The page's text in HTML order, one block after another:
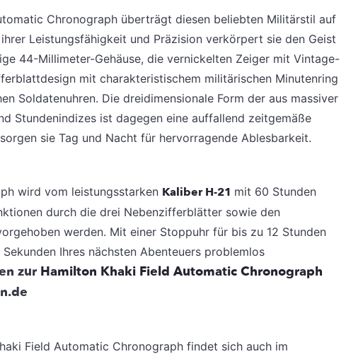
Chronograph überträgt diesen beliebten Militärstil auf
Leistungsfähigkeit und Präzision verkörpert sie den Geist
44-Millimeter-Gehäuse, die vernickelten Zeiger mit Vintage-
mit charakteristischem militärischen Minutenring
Soldatenuhren. Die dreidimensionale Form der aus massiver
Stundenindizes ist dagegen eine auffallend zeitgemäße
sie Tag und Nacht für hervorragende Ablesbarkeit.
wird vom leistungsstarken Kaliber H-21 mit 60 Stunden
durch die drei Nebenzifferblätter sowie den
werden. Mit einer Stoppuhr für bis zu 12 Stunden
Ihres nächsten Abenteuers problemlos
zur Hamilton Khaki Field Automatic Chronograph
Field Automatic Chronograph findet sich auch im